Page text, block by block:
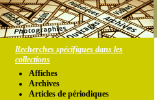
Recherches spécifiques dans les
collections
Affiches
Archives
Articles de périodiques